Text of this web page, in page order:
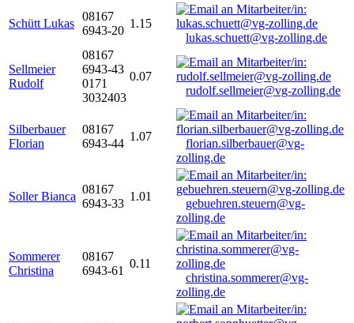
Schütt Lukas
08167
6943-20
1.15
lukas.schuett@vg-zolling.de
Sellmeier
Rudolf
08167
6943-43
0171
3032403
0.07
rudolf.sellmeier@vg-zolling.de
Silberbauer
Florian
08167
6943-44
1.07
florian.silberbauer@vg-
zolling.de
Soller Bianca
08167
6943-33
1.01
gebuehren.steuern@vg-
zolling.de
Sommerer
Christina
08167
6943-61
0.11
christina.sommerer@vg-
zolling.de